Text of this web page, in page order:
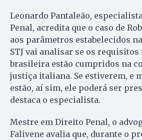
Leonardo Pantaleão,
Penal, acredita que o caso de
aos parâmetros estabelecidos
STJ vai analisar se os
brasileira estão cumpridos na
justiça italiana. Se estiverem, e
estão, aí sim, ele poderá ser
destaca o especialista.
Mestre em Direito Penal, o
Falivene avalia que, durante o